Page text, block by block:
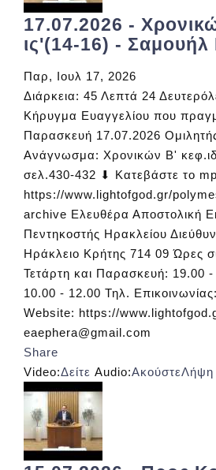
17.07.2026 -
ις'(14-16) - Σαμουήλ
Παρ, Ιουλ 17, 2026
Διάρκεια: 45 Λεπτά 24
Κήρυγμα Ευαγγελίου που
Παρασκευή 17.07.2026
Ανάγνωσμα: Χρονικών Β'
σελ.430-432 ⬇ Κατεβάστε το
https://www.lightofgod.gr/
archive Ελευθέρα Αποστολική
Πεντηκοστής Ηρακλείου
Ηράκλειο Κρήτης 714 09 Ώρες
Τετάρτη και Παρασκευή: 19.00
10.00 - 12.00 Τηλ.
Website: https://
eaephera@gmail.com
Share
Video:Δείτε Audio:ΑκούστεΛήψη